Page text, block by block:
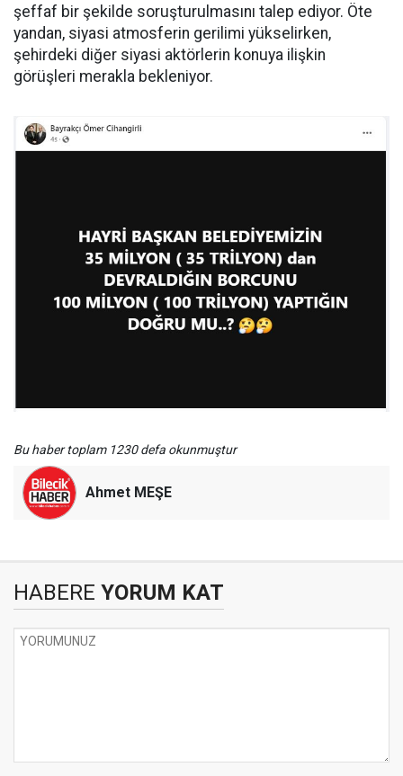
şeffaf bir şekilde soruşturulmasını talep ediyor. Öte
yandan, siyasi atmosferin gerilimi yükselirken,
şehirdeki diğer siyasi aktörlerin konuya ilişkin
görüşleri merakla bekleniyor.
Bu haber toplam 1230 defa okunmuştur
Ahmet MEŞE
HABERE YORUM KAT